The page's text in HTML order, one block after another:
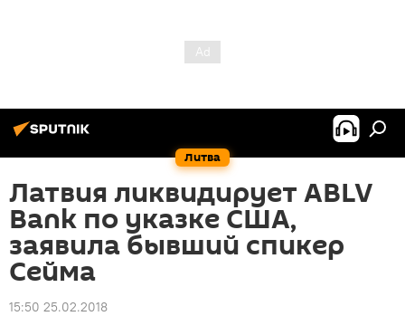
Литва
Латвия ликвидирует ABLV
Bank по указке США,
заявила бывший спикер
Сейма
15:50 25.02.2018